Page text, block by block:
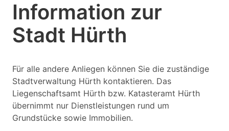
Information zur
Stadt Hürth
Für alle andere Anliegen können Sie die zuständige
Stadtverwaltung Hürth kontaktieren. Das
Liegenschaftsamt Hürth bzw. Katasteramt Hürth
übernimmt nur Dienstleistungen rund um
Grundstücke sowie Immobilien.